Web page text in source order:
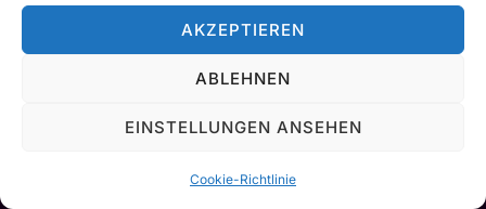
AKZEPTIEREN
ABLEHNEN
EINSTELLUNGEN ANSEHEN
Cookie-Richtlinie
von